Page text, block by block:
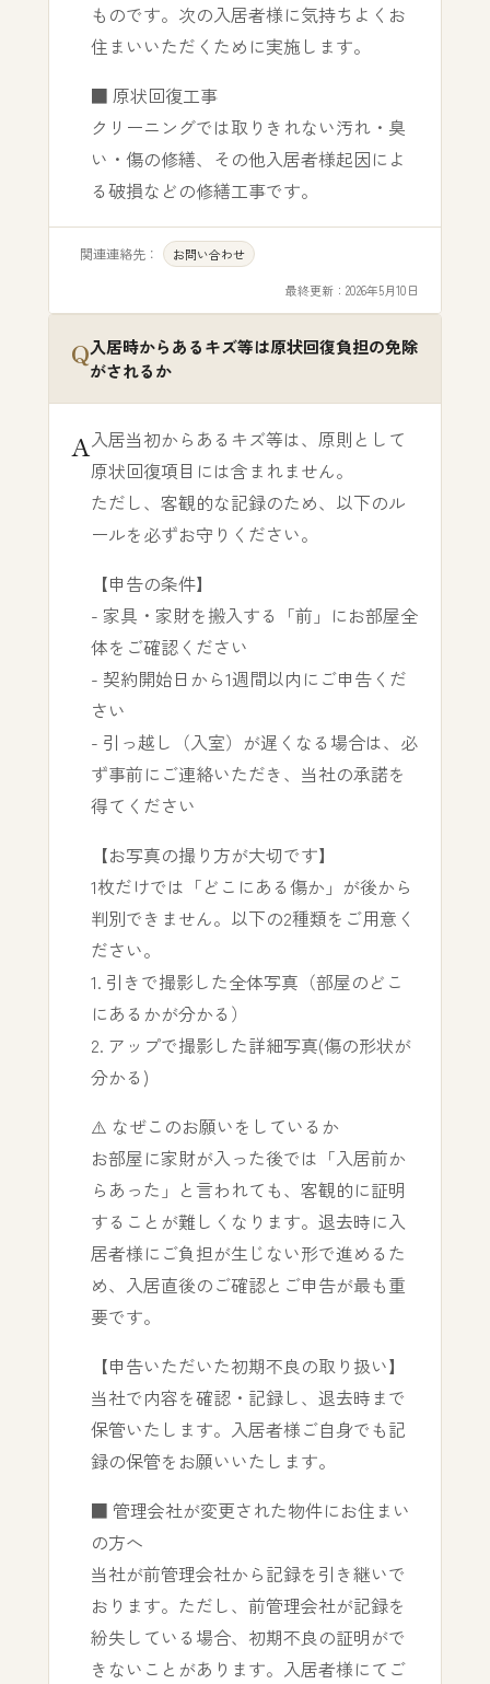
ものです。次の入居者様に気持ちよくお
住まいいただくために実施します。
■ 原状回復工事
クリーニングでは取りきれない汚れ・臭
い・傷の修繕、その他入居者様起因によ
る破損などの修繕工事です。
関連連絡先： お問い合わせ
最終更新： 2026年5月10日
入居時からあるキズ等は原状回復負担の免除
がされるか
入居当初からあるキズ等は、原則として
原状回復項目には含まれません。
ただし、客観的な記録のため、以下のル
ールを必ずお守りください。
【申告の条件】
- 家具・家財を搬入する「前」にお部屋全
体をご確認ください
- 契約開始日から1週間以内にご申告くだ
さい
- 引っ越し（入室）が遅くなる場合は、必
ず事前にご連絡いただき、当社の承諾を
得てください
【お写真の撮り方が大切です】
1枚だけでは「どこにある傷か」が後から
判別できません。以下の2種類をご用意く
ださい。
1. 引きで撮影した全体写真（部屋のどこ
にあるかが分かる）
2. アップで撮影した詳細写真(傷の形状が
分かる)
⚠️ なぜこのお願いをしているか
お部屋に家財が入った後では「入居前か
らあった」と言われても、客観的に証明
することが難しくなります。退去時に入
居者様にご負担が生じない形で進めるた
め、入居直後のご確認とご申告が最も重
要です。
【申告いただいた初期不良の取り扱い】
当社で内容を確認・記録し、退去時まで
保管いたします。入居者様ご自身でも記
録の保管をお願いいたします。
■ 管理会社が変更された物件にお住まい
の方へ
当社が前管理会社から記録を引き継いで
おります。ただし、前管理会社が記録を
紛失している場合、初期不良の証明がで
きないことがあります。入居者様にてご